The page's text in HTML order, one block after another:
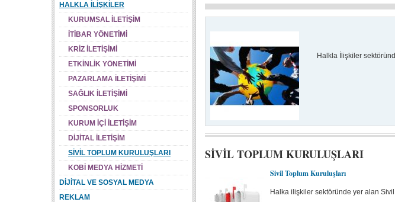
Halkla İlişkiler
SİVİL TOPLUM KURULUŞLARI
Sivil Toplum Kuruluşları
Halka ilişkiler sektöründe yer alan
HALKLA İLİŞKİLER
KURUMSAL İLETİŞİM
İTİBAR YÖNETİMİ
KRİZ İLETİŞİMİ
ETKİNLİK YÖNETİMİ
PAZARLAMA İLETİŞİMİ
SAĞLIK İLETİŞİMİ
SPONSORLUK
KURUM İÇİ İLETİŞİM
DİJİTAL İLETİŞİM
SİVİL TOPLUM KURULUŞLARI
KOBİ MEDYA HİZMETİ
DİJİTAL VE SOSYAL MEDYA
REKLAM